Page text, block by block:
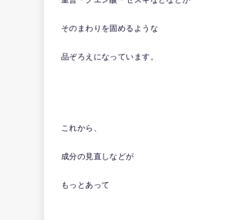
そのまわりを固めるような
品ぞろえになっています。
これから、
成分の見直しなどが
もっとあって